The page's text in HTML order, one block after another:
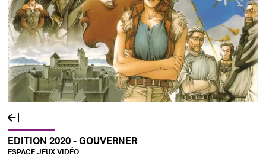
EDITION 2020 - GOUVERNER
ESPACE JEUX VIDÉO